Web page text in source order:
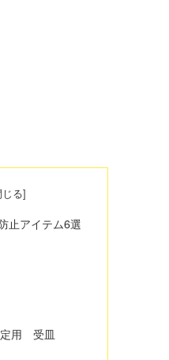
止アイテム6選
用 受皿